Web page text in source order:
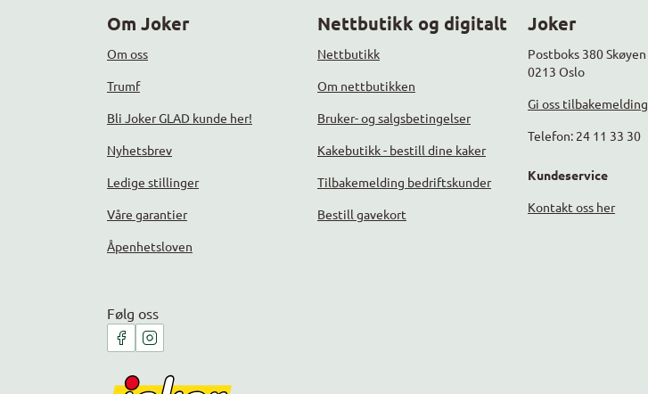
Om Joker
Om oss
Trumf
Bli Joker GLAD kunde her!
Nyhetsbrev
Ledige stillinger
Våre garantier
Åpenhetsloven
Nettbutikk og digitalt
Nettbutikk
Om nettbutikken
Bruker- og salgsbetingelser
Kakebutikk - bestill dine kaker
Tilbakemelding bedriftskunder
Bestill gavekort
Joker
Postboks 380 Skøyen
0213 Oslo
Gi oss tilbakemelding
Telefon: 24 11 33 30
Kundeservice
Kontakt oss her
Følg oss